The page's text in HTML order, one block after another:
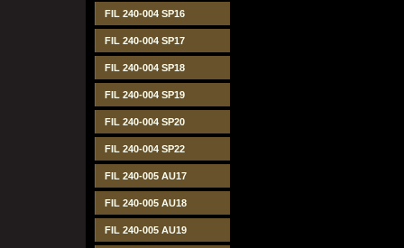
FIL 240-004 SP16
FIL 240-004 SP17
FIL 240-004 SP18
FIL 240-004 SP19
FIL 240-004 SP20
FIL 240-004 SP22
FIL 240-005 AU17
FIL 240-005 AU18
FIL 240-005 AU19